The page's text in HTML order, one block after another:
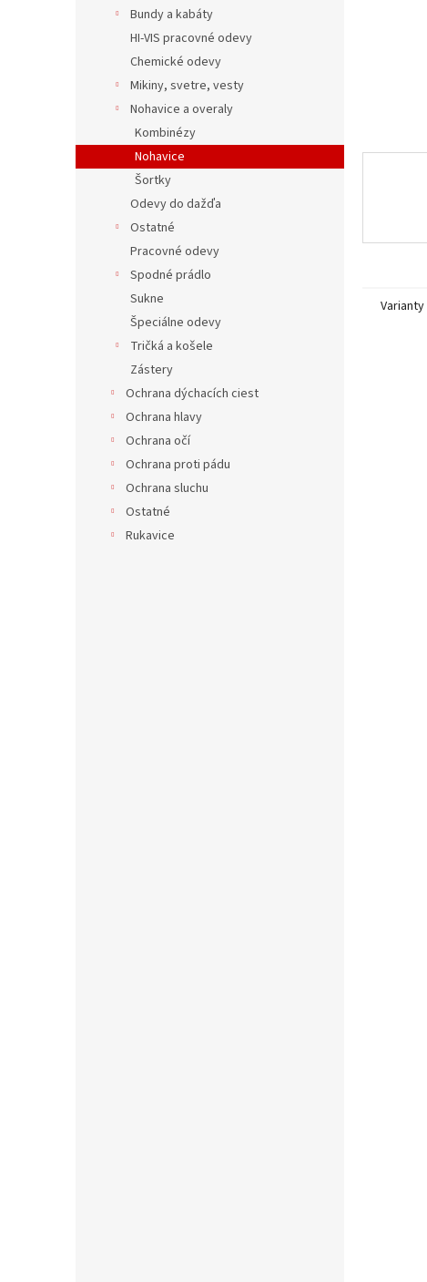
Bundy a kabáty
HI-VIS pracovné odevy
Chemické odevy
Mikiny, svetre, vesty
Nohavice a overaly
Kombinézy
Nohavice
Šortky
Odevy do dažďa
Ostatné
Pracovné odevy
Spodné prádlo
Sukne
Špeciálne odevy
Tričká a košele
Zástery
Ochrana dýchacích ciest
Ochrana hlavy
Ochrana očí
Ochrana proti pádu
Ochrana sluchu
Ostatné
Rukavice
Varianty